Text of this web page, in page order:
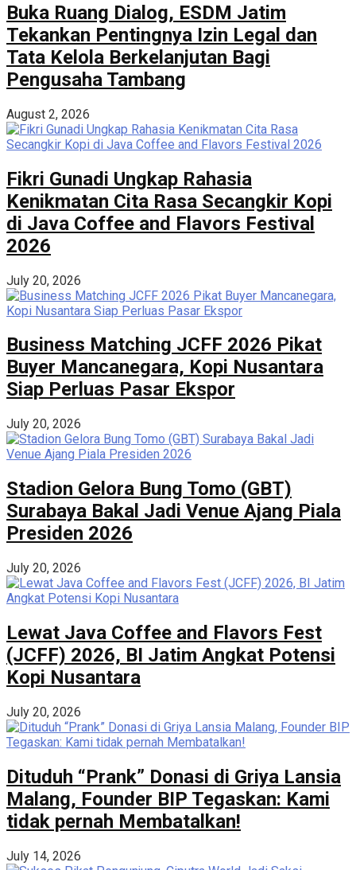
Buka Ruang Dialog, ESDM Jatim
Tekankan Pentingnya Izin Legal dan
Tata Kelola Berkelanjutan Bagi
Pengusaha Tambang
August 2, 2026
Fikri Gunadi Ungkap Rahasia
Kenikmatan Cita Rasa Secangkir Kopi
di Java Coffee and Flavors Festival
2026
July 20, 2026
Business Matching JCFF 2026 Pikat
Buyer Mancanegara, Kopi Nusantara
Siap Perluas Pasar Ekspor
July 20, 2026
Stadion Gelora Bung Tomo (GBT)
Surabaya Bakal Jadi Venue Ajang Piala
Presiden 2026
July 20, 2026
Lewat Java Coffee and Flavors Fest
(JCFF) 2026, BI Jatim Angkat Potensi
Kopi Nusantara
July 20, 2026
Dituduh “Prank” Donasi di Griya Lansia
Malang, Founder BIP Tegaskan: Kami
tidak pernah Membatalkan!
July 14, 2026